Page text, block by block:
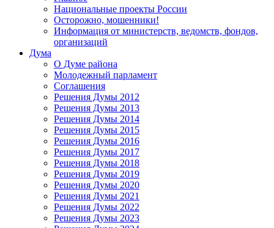
Национальные проекты России
Осторожно, мошенники!
Информация от министерств, ведомств, фондов,
организаций
Дума
О Думе района
Молодежный парламент
Соглашения
Решения Думы 2012
Решения Думы 2013
Решения Думы 2014
Решения Думы 2015
Решения Думы 2016
Решения Думы 2017
Решения Думы 2018
Решения Думы 2019
Решения Думы 2020
Решения Думы 2021
Решения Думы 2022
Решения Думы 2023